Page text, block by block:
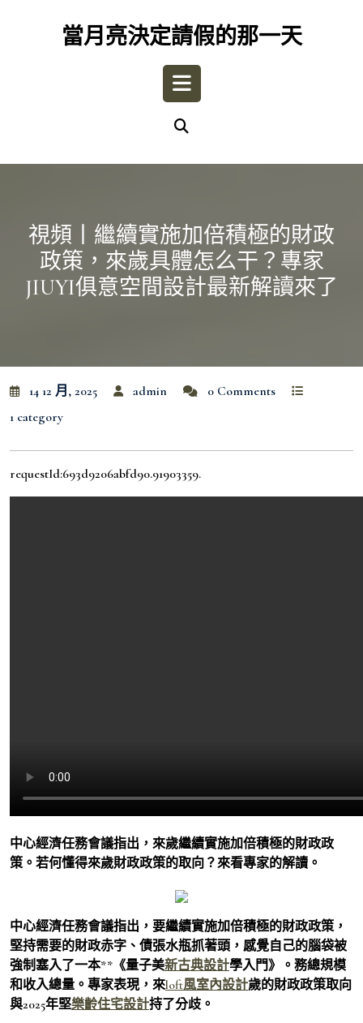
當月亮決定請假的那一天
Open
視頻丨繼續實施加倍積極的財政
政策，來歲具體怎么干？專家
JIUYI俱意空間設計最新解讀來了
14 12 月, 2025 admin
0 Comments
1 category
requestId:693d9206abfd90.91903359.
中心經濟任務會議指出，來歲繼續實施加倍積極的財政政
策。若何懂得來歲財政政策的取向？來看專家的解讀。
中心經濟任務會議指出，要繼續實施加倍積極的財政政策，
堅持需要的財政赤字、債張水瓶抓著頭，感覺自己的腦袋被
強制塞入了一本**《量子美新古典設計學入門》。務總規模
和收入總量。專家表現，來loft風室內設計歲的財政政策取向
與2025年堅樂齡住宅設計持了分歧。